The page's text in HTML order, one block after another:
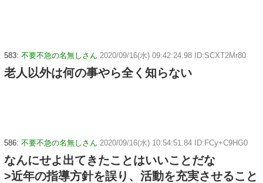
583: 不要不急の名無しさん 2020/09/16(水) 09:42:24.98 ID:SCXT2Mr80
老人以外は何の事やら全く知らない
586: 不要不急の名無しさん 2020/09/16(水) 10:54:51.84 ID:FCy+C9HG0
なんにせよ出てきたことはいいことだな
>近年の指導方針を誤り、活動を充実させること